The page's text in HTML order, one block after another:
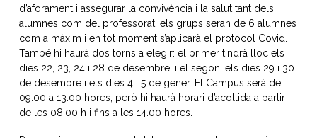
d’aforament i assegurar la convivència i la salut tant dels
alumnes com del professorat, els grups seran de 6 alumnes
com a màxim i en tot moment s’aplicarà el protocol Covid.
També hi haurà dos torns a elegir: el primer tindrà lloc els
dies 22, 23, 24 i 28 de desembre, i el segon, els dies 29 i 30
de desembre i els dies 4 i 5 de gener. El Campus serà de
09.00 a 13.00 hores, però hi haurà horari d’acollida a partir
de les 08.00 h i fins a les 14.00 hores.